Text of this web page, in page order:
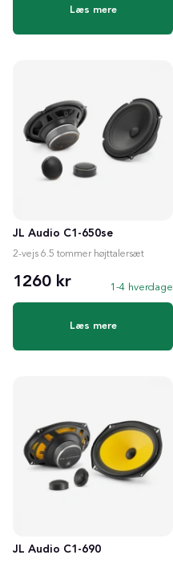
Læs mere
JL Audio C1-650se
2-vejs 6.5 tommer højttalersæt
1260 kr 1-4 hverdage
Læs mere
JL Audio C1-690